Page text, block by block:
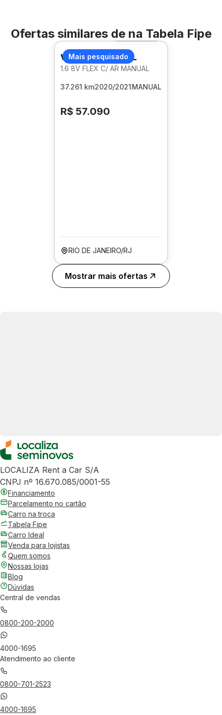
Ofertas similares de na Tabela Fipe
Mais pesquisado
Foto 360º
VOLKSWAGEN GOL
1.6 8V FLEX C/ AR MANUAL
37.261 km2020/2021MANUAL
R$ 57.090
RIO DE JANEIRO/RJ
Mostrar mais ofertas
LOCALIZA Rent a Car S/A
CNPJ nº 16.670.085/0001-55
Financiamento
Parcelamento no cartão
Carro na troca
Tabela Fipe
Carro Ideal
Venda para lojistas
Quem somos
Nossas lojas
Blog
Dúvidas
Central de vendas
0800-200-2000
4000-1695
Atendimento ao cliente
0800-701-2523
4000-1695